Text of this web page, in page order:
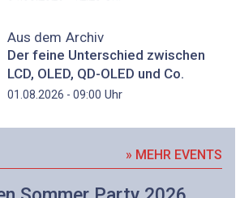
Aus dem Archiv
Der feine Unterschied zwischen
LCD, OLED, QD-OLED und Co.
01.08.2026 - 09:00 Uhr
» MEHR EVENTS